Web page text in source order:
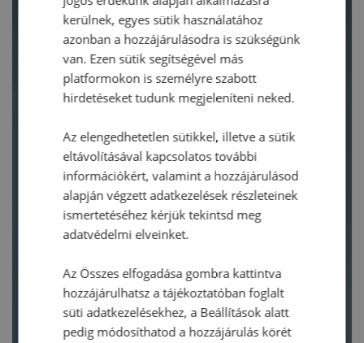
kerülnek, egyes sütik használatához
azonban a hozzájárulásodra is szükségünk
van. Ezen sütik segítségével más
platformokon is személyre szabott
hirdetéseket tudunk megjeleníteni neked.
Az elengedhetetlen sütikkel, illetve a sütik
eltávolításával kapcsolatos további
információkért, valamint a hozzájárulásod
alapján végzett adatkezelések részleteinek
ismertetéséhez kérjük tekintsd meg
adatvédelmi elveinket.
Az Összes elfogadása gombra kattintva
hozzájárulhatsz a tájékoztatóban foglalt
süti adatkezelésekhez, a Beállítások alatt
pedig módosíthatod a hozzájárulás körét